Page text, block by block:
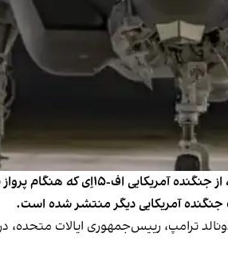
سی‌بی‌اس‌نیوز به نقل از یک مقام
جنگنده آمریکایی دیگر منتشر شده است.